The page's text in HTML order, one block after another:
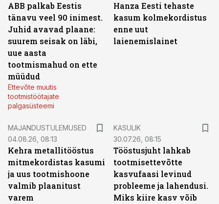
ABB palkab Eestis
tänavu veel 90 inimest.
Juhid avavad plaane:
suurem seisak on läbi,
uue aasta
tootmismahud on ette
müüdud
Ettevõte muutis
tootmistöötajate
palgasüsteemi
Hanza Eesti tehaste
kasum kolmekordistus
enne uut
laienemislainet
MAJANDUSTULEMUSED
04.08.26, 08:13
Kehra metallitööstus
mitmekordistas kasumi
ja uus tootmishoone
valmib plaanitust
varem
KASULIK
30.07.26, 08:15
Tööstusjuht lahkab
tootmisettevõtte
kasvufaasi levinud
probleeme ja lahendusi.
Miks kiire kasv võib